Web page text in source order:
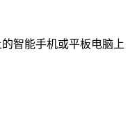
智能手机或平板电脑上